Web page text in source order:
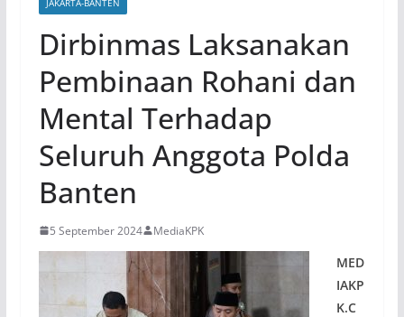
JAKARTA-BANTEN
Dirbinmas Laksanakan
Pembinaan Rohani dan
Mental Terhadap
Seluruh Anggota Polda
Banten
5 September 2024 MediaKPK
MED
IAKP
K.C